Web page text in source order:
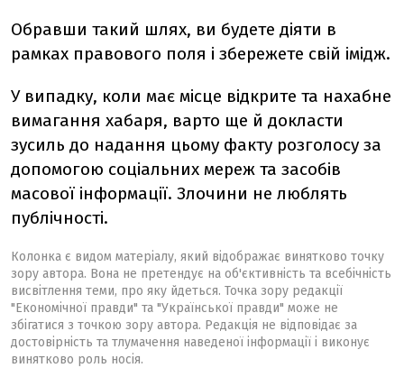
Обравши такий шлях, ви будете діяти в
рамках правового поля і збережете свій імідж.
У випадку, коли має місце відкрите та нахабне
вимагання хабаря, варто ще й докласти
зусиль до надання цьому факту розголосу за
допомогою соціальних мереж та засобів
масової інформації. Злочини не люблять
публічності.
Колонка є видом матеріалу, який відображає винятково точку
зору автора. Вона не претендує на об'єктивність та всебічність
висвітлення теми, про яку йдеться. Точка зору редакції
"Економічної правди" та "Української правди" може не
збігатися з точкою зору автора. Редакція не відповідає за
достовірність та тлумачення наведеної інформації і виконує
винятково роль носія.